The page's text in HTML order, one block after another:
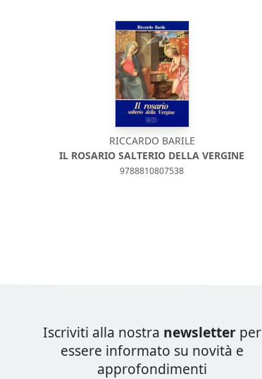
RICCARDO BARILE
IL ROSARIO SALTERIO DELLA VERGINE
9788810807538
Iscriviti alla nostra newsletter per
essere informato su novità e
approfondimenti